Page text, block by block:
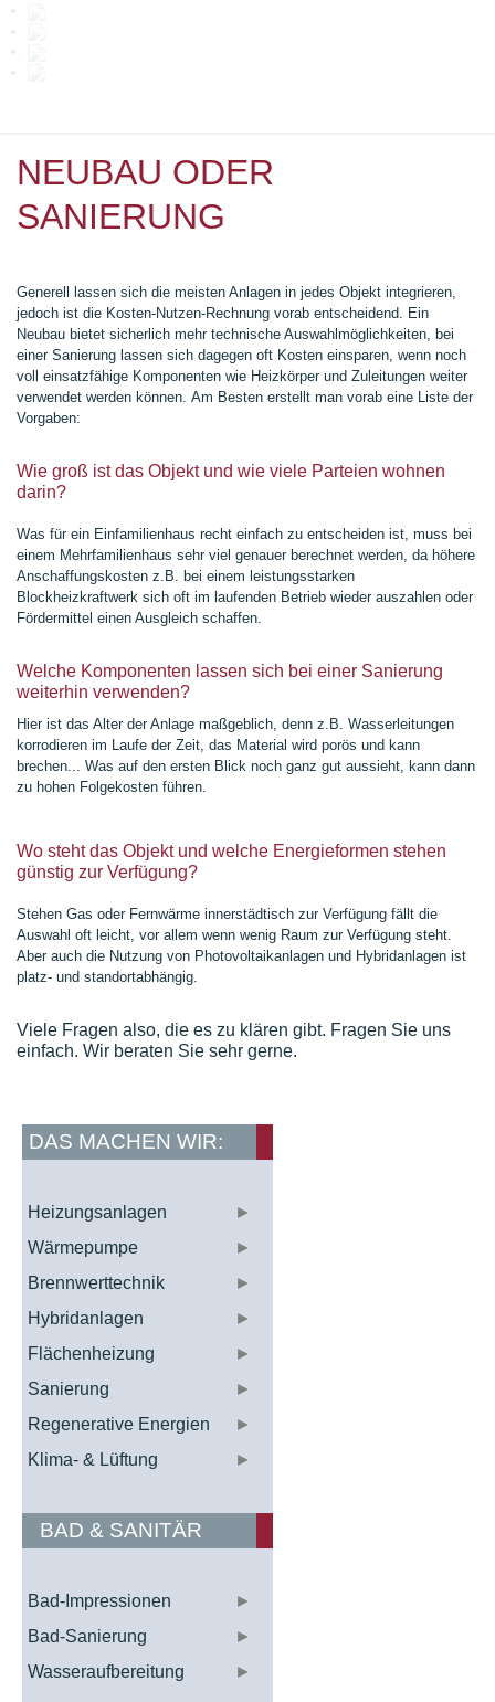
NEUBAU ODER
SANIERUNG
Generell lassen sich die meisten Anlagen in jedes Objekt integrieren,
jedoch ist die Kosten-Nutzen-Rechnung vorab entscheidend. Ein
Neubau bietet sicherlich mehr technische Auswahlmöglichkeiten, bei
einer Sanierung lassen sich dagegen oft Kosten einsparen, wenn noch
voll einsatzfähige Komponenten wie Heizkörper und Zuleitungen weiter
verwendet werden können. Am Besten erstellt man vorab eine Liste der
Vorgaben:
Wie groß ist das Objekt und wie viele Parteien wohnen
darin?
Was für ein Einfamilienhaus recht einfach zu entscheiden ist, muss bei
einem Mehrfamilienhaus sehr viel genauer berechnet werden, da höhere
Anschaffungskosten z.B. bei einem leistungsstarken
Blockheizkraftwerk sich oft im laufenden Betrieb wieder auszahlen oder
Fördermittel einen Ausgleich schaffen.
Welche Komponenten lassen sich bei einer Sanierung
weiterhin verwenden?
Hier ist das Alter der Anlage maßgeblich, denn z.B. Wasserleitungen
korrodieren im Laufe der Zeit, das Material wird porös und kann
brechen... Was auf den ersten Blick noch ganz gut aussieht, kann dann
zu hohen Folgekosten führen.
Wo steht das Objekt und welche Energieformen stehen
günstig zur Verfügung?
Stehen Gas oder Fernwärme innerstädtisch zur Verfügung fällt die
Auswahl oft leicht, vor allem wenn wenig Raum zur Verfügung steht.
Aber auch die Nutzung von Photovoltaikanlagen und Hybridanlagen ist
platz- und standortabhängig.
Viele Fragen also, die es zu klären gibt. Fragen Sie uns
einfach. Wir beraten Sie sehr gerne.
DAS MACHEN WIR:
Heizungsanlagen
►
Wärmepumpe
►
Brennwerttechnik
►
Hybridanlagen
►
Flächenheizung
►
Sanierung
►
Regenerative Energien
►
Klima- & Lüftung
►
BAD & SANITÄR
Bad-Impressionen
►
Bad-Sanierung
►
Wasseraufbereitung
►